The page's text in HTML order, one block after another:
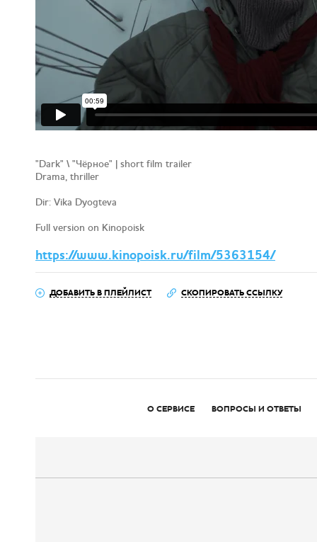
"Dark" \ "Чёрное" | short film trailer
Drama, thriller
Dir: Vika Dyogteva
Full version on Kinopoisk
https://www.kinopoisk.ru/film/5363154/
ДОБАВИТЬ В ПЛЕЙЛИСТ СКОПИРОВАТЬ ССЫЛКУ
О СЕРВИСЕ ВОПРОСЫ И ОТВЕТЫ